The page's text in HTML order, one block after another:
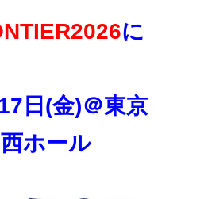
に
日(金)＠東京
ホール